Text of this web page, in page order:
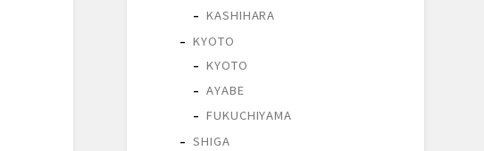
KASHIHARA
KYOTO
KYOTO
AYABE
FUKUCHIYAMA
SHIGA